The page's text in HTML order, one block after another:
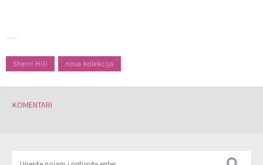
Sherri Hill nova kolekcija
KOMENTARI